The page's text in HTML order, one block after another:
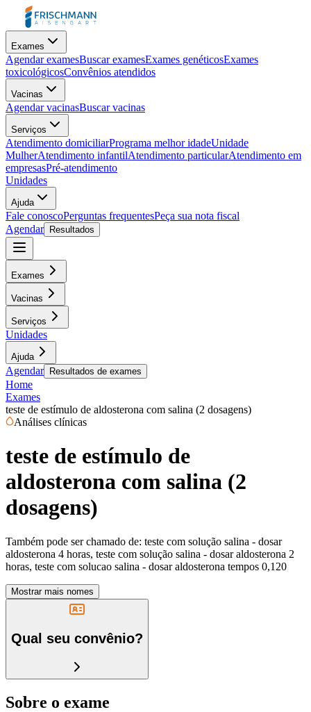
Exames
Agendar examesBuscar examesExames genéticosExames
toxicológicosConvênios atendidos
Vacinas
Agendar vacinasBuscar vacinas
Serviços
Atendimento domiciliarPrograma melhor idadeUnidade
MulherAtendimento infantilAtendimento particularAtendimento em
empresasPré-atendimento
Unidades
Ajuda
Fale conoscoPerguntas frequentesPeça sua nota fiscal
Agendar
Resultados
Exames
Vacinas
Serviços
Unidades
Ajuda
Agendar Resultados de exames
Home
Exames
teste de estímulo de aldosterona com salina (2 dosagens)
Análises clínicas
teste de estímulo de
aldosterona com salina (2
dosagens)
Também pode ser chamado de: teste com solução salina - dosar
aldosterona 4 horas, teste com solução salina - dosar aldosterona 2
horas, teste com solucao salina - dosar aldosterona tempos 0,120
Mostrar mais nomes
Qual seu convênio?
Sobre o exame